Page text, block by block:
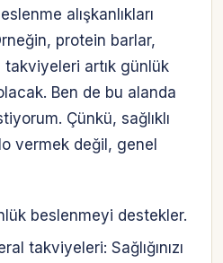
alışkanlıkları
protein barlar,
artık günlük
Ben de bu alanda
Çünkü, sağlıklı
vermek değil, genel
beslenmeyi destekler.
takviyeleri: Sağlığınızı